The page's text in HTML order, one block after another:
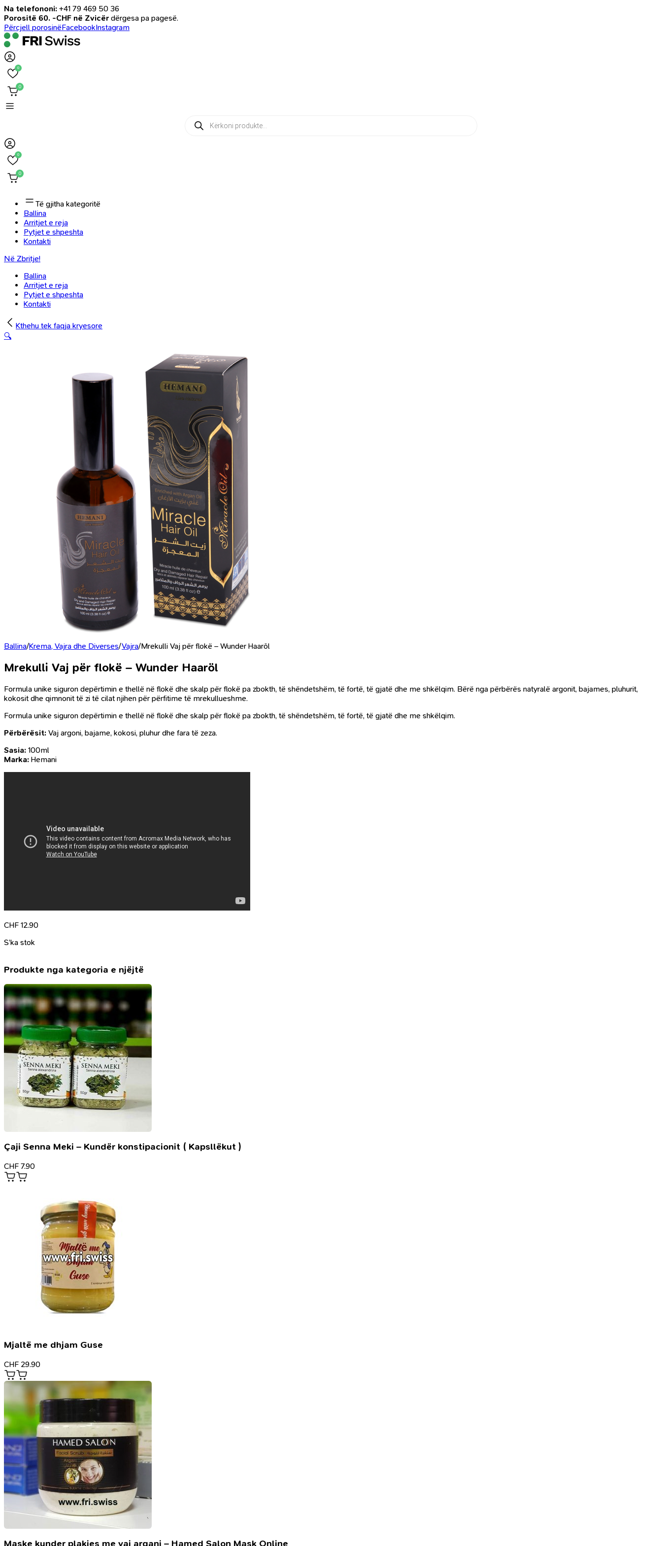
Na telefononi: +41 79 469 50 36
Porositë 60. -CHF në Zvicër dërgesa pa pagesë.
Përcjell porosinëFacebookInstagram
0
0
Products
search
0
0
Të gjitha kategoritë
Ballina
Arritjet e reja
Pytjet e shpeshta
Kontakti
Në Zbritje!
Ballina
Arritjet e reja
Pytjet e shpeshta
Kontakti
Kthehu tek faqja kryesore
🔍
Ballina/Krema, Vajra dhe Diverses/Vajra/Mrekulli Vaj për flokë – Wunder Haaröl
Mrekulli Vaj për flokë – Wunder Haaröl
Formula unike siguron depërtimin e thellë në flokë dhe skalp për flokë pa zbokth, të shëndetshëm, të fortë, të gjatë dhe me shkëlqim. Bërë nga përbërës natyralë argonit, bajames, pluhurit,
kokosit dhe qimnonit të zi të cilat njihen për përfitime të mrekullueshme.
Formula unike siguron depërtimin e thellë në flokë dhe skalp për flokë pa zbokth, të shëndetshëm, të fortë, të gjatë dhe me shkëlqim.
Përbërësit: Vaj argoni, bajame, kokosi, pluhur dhe fara të zeza.
Sasia: 100ml
Marka: Hemani
CHF 12.90
S’ka stok
Produkte nga kategoria e njëjtë
Çaji Senna Meki – Kundër konstipacionit ( Kapsllëkut )
CHF 7.90
Mjaltë me dhjam Guse
CHF 29.90
Maske kunder plakjes me vaj argani – Hamed Salon Mask Online